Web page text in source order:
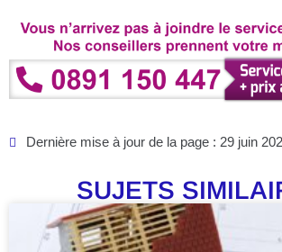
Dernière mise à jour de la page : 29 juin
SUJETS